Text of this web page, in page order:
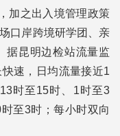
加之出入境管理政策
口岸跨境研学团、亲
据昆明边检站流量监
速，日均流量接近1
时至15时、1时至3
至3时；每小时双向